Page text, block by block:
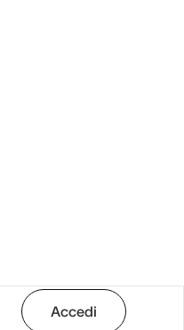
Accedi